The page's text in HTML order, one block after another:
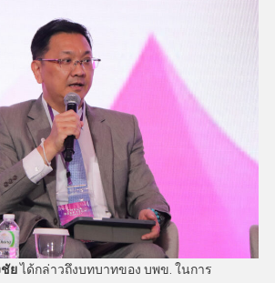
ยได้กล่าวถึงบทบาทของ บพข. ในการ